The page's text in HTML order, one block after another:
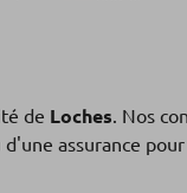
de Loches. Nos
assurance